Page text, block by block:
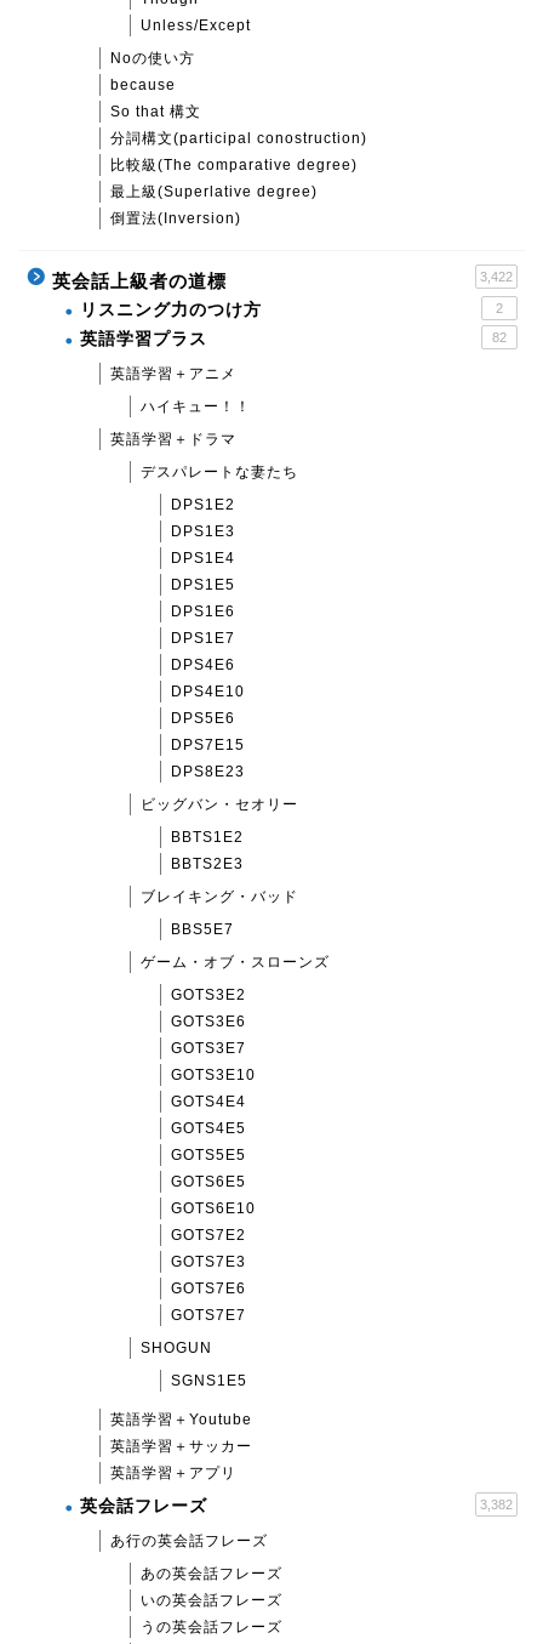
Unless/Except
Noの使い方
because
So that 構文
分詞構文(participal conostruction)
比較級(The comparative degree)
最上級(Superlative degree)
倒置法(Inversion)
英会話上級者の道標 3,422
リスニング力のつけ方 2
英語学習プラス 82
英語学習＋アニメ
ハイキュー！！
英語学習＋ドラマ
デスパレートな妻たち
DPS1E2
DPS1E3
DPS1E4
DPS1E5
DPS1E6
DPS1E7
DPS4E6
DPS4E10
DPS5E6
DPS7E15
DPS8E23
ビッグバン・セオリー
BBTS1E2
BBTS2E3
ブレイキング・バッド
BBS5E7
ゲーム・オブ・スローンズ
GOTS3E2
GOTS3E6
GOTS3E7
GOTS3E10
GOTS4E4
GOTS4E5
GOTS5E5
GOTS6E5
GOTS6E10
GOTS7E2
GOTS7E3
GOTS7E6
GOTS7E7
SHOGUN
SGNS1E5
英語学習＋Youtube
英語学習＋サッカー
英語学習＋アプリ
英会話フレーズ 3,382
あ行の英会話フレーズ
あの英会話フレーズ
いの英会話フレーズ
うの英会話フレーズ